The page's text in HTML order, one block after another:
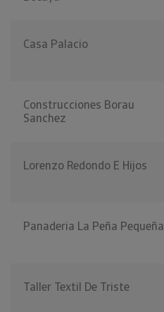
Casa Palacio
Construcciones Borau
Sanchez
Lorenzo Redondo E Hijos
Panaderia La Peña Pequeña
Taller Textil De Triste